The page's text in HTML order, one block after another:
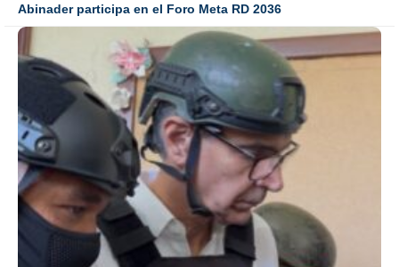
Abinader participa en el Foro Meta RD 2036